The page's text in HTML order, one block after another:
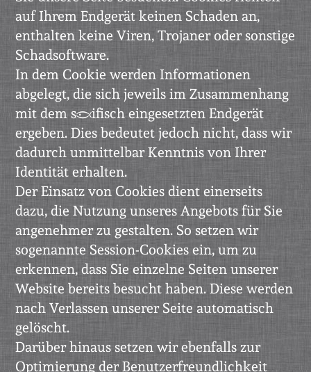
auf Ihrem Endgerät keinen Schaden an,
enthalten keine Viren, Trojaner oder sonstige
Schadsoftware.
In dem Cookie werden Informationen
abgelegt, die sich jeweils im Zusammenhang
mit dem spezifisch eingesetzten Endgerät
ergeben. Dies bedeutet jedoch nicht, dass wir
dadurch unmittelbar Kenntnis von Ihrer
Identität erhalten.
Der Einsatz von Cookies dient einerseits
dazu, die Nutzung unseres Angebots für Sie
angenehmer zu gestalten. So setzen wir
sogenannte Session-Cookies ein, um zu
erkennen, dass Sie einzelne Seiten unserer
Website bereits besucht haben. Diese werden
nach Verlassen unserer Seite automatisch
gelöscht.
Darüber hinaus setzen wir ebenfalls zur
Optimierung der Benutzerfreundlichkeit